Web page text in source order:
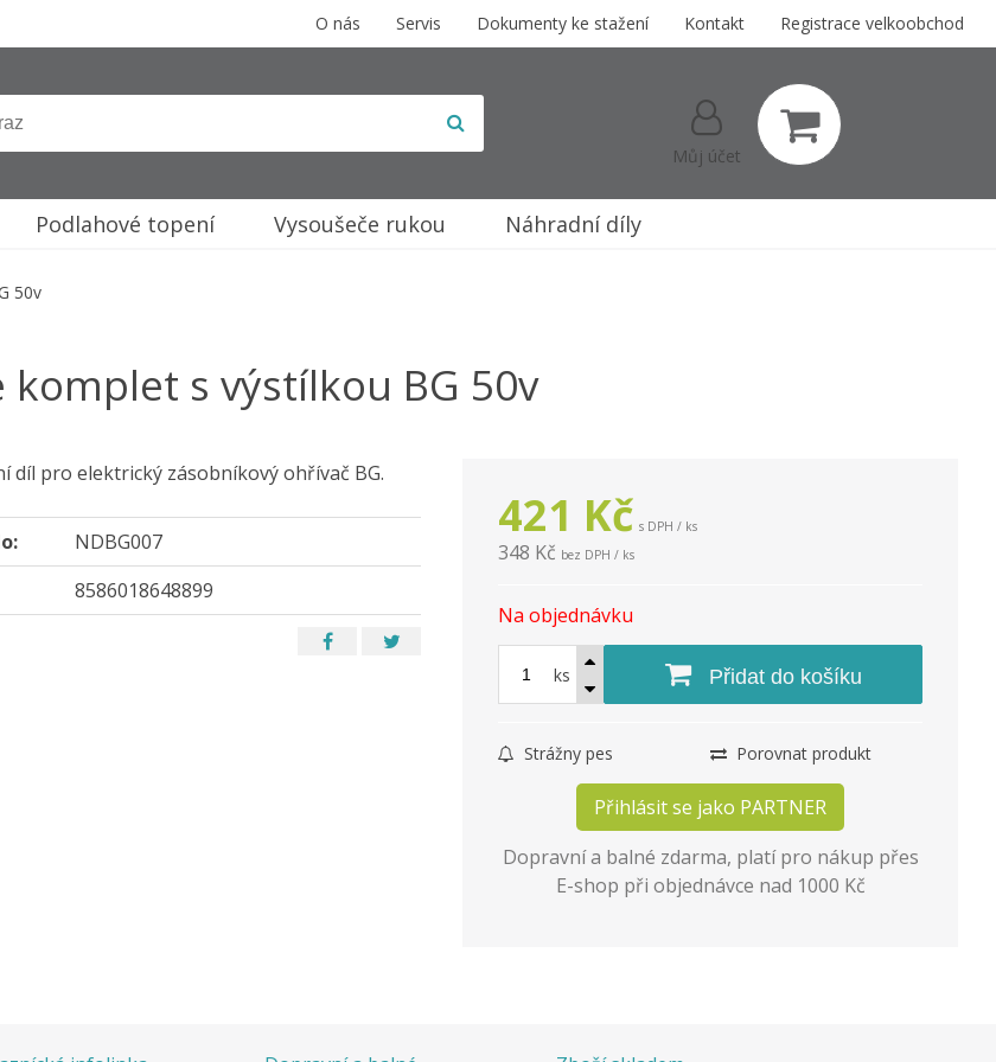
O nás Servis Dokumenty ke stažení Kontakt Registrace velkoobchod
Můj účet
Podlahové topení Vysoušeče rukou Náhradní díly
50v
komplet s výstílkou BG 50v
421 Kč s DPH / ks
348 Kč bez DPH / ks
Na objednávku
ks Přidat do košíku
Strážny pes Porovnat produkt
Přihlásit se jako PARTNER
Dopravní a balné zdarma, platí pro nákup přes
E-shop při objednávce nad 1000 Kč
díl pro elektrický zásobníkový ohřívač BG.
NDBG007
8586018648899